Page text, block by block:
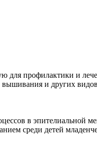
профилактики и
и других
в эпителиальной
среди детей